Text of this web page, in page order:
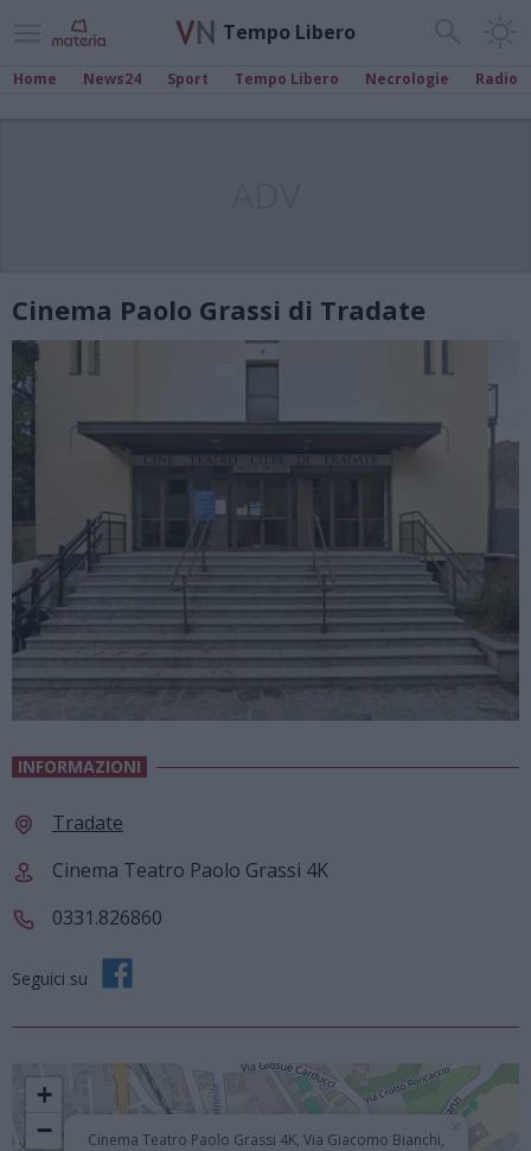
Tempo Libero
Home News24 Sport Tempo Libero Necrologie Radio
Cinema Paolo Grassi di Tradate
INFORMAZIONI
Tradate
Cinema Teatro Paolo Grassi 4K
0331.826860
Seguici su
Cinema Teatro Paolo Grassi 4K, Via Giacomo Bianchi,
+
−